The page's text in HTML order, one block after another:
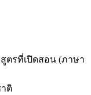
ตรที่เปิดสอน (ภาษา
ติ